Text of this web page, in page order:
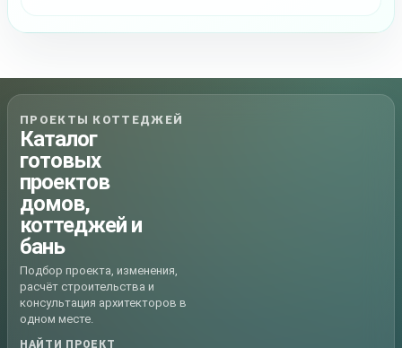
ПРОЕКТЫ КОТТЕДЖЕЙ
Каталог
готовых
проектов
домов,
коттеджей и
бань
Подбор проекта, изменения,
расчёт строительства и
консультация архитекторов в
одном месте.
НАЙТИ ПРОЕКТ